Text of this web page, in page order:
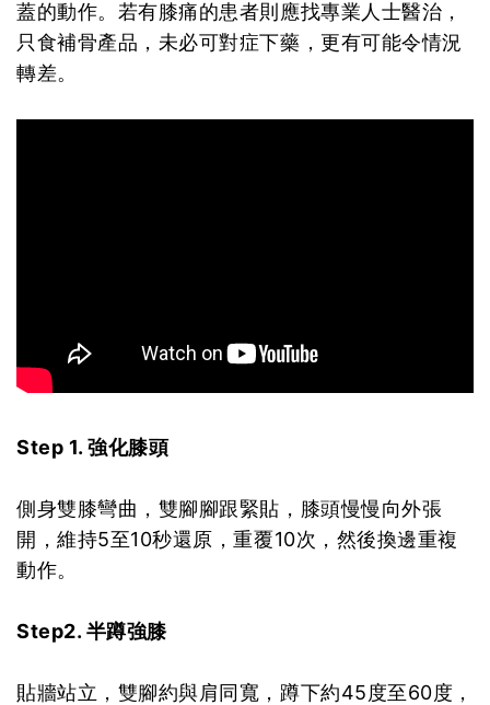
蓋的動作。若有膝痛的患者則應找專業人士醫治，
只食補骨產品，未必可對症下藥，更有可能令情況
轉差。
Step 1. 強化膝頭
側身雙膝彎曲，雙腳腳跟緊貼，膝頭慢慢向外張
開，維持5至10秒還原，重覆10次，然後換邊重複
動作。
Step2. 半蹲強膝
貼牆站立，雙腳約與肩同寬，蹲下約45度至60度，